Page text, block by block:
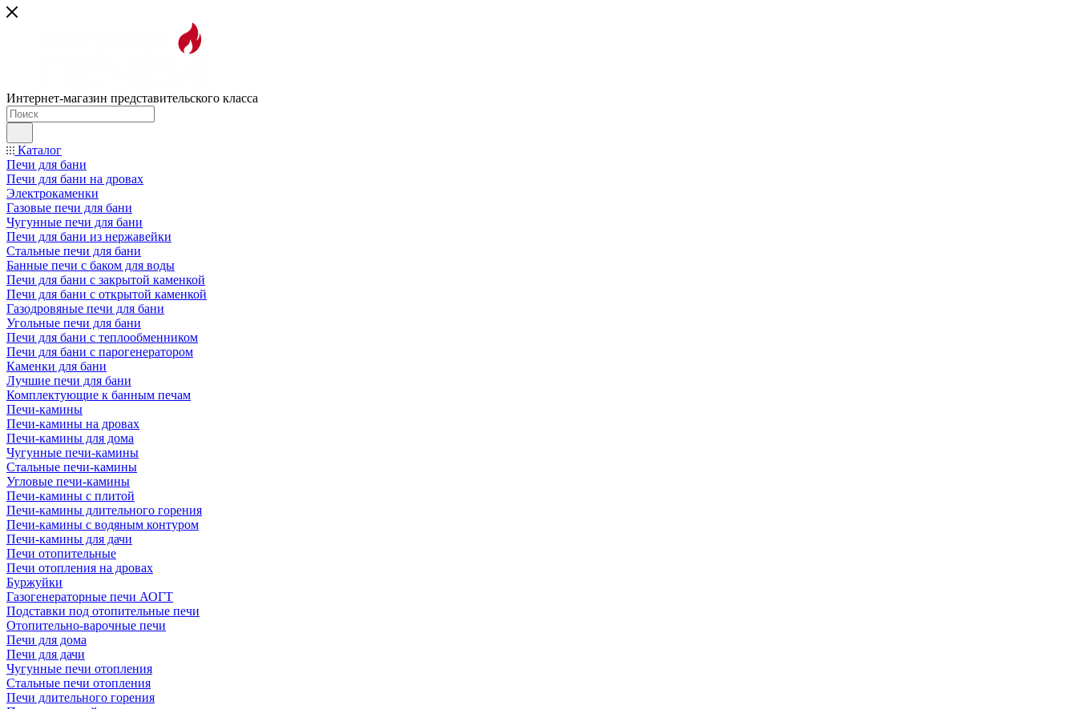
Интернет-магазин представительского класса
Каталог
Печи для бани
Печи для бани на дровах
Электрокаменки
Газовые печи для бани
Чугунные печи для бани
Печи для бани из нержавейки
Стальные печи для бани
Банные печи с баком для воды
Печи для бани с закрытой каменкой
Печи для бани с открытой каменкой
Газодровяные печи для бани
Угольные печи для бани
Печи для бани с теплообменником
Печи для бани с парогенератором
Каменки для бани
Лучшие печи для бани
Комплектующие к банным печам
Печи-камины
Печи-камины на дровах
Печи-камины для дома
Чугунные печи-камины
Стальные печи-камины
Угловые печи-камины
Печи-камины с плитой
Печи-камины длительного горения
Печи-камины с водяным контуром
Печи-камины для дачи
Печи отопительные
Печи отопления на дровах
Буржуйки
Газогенераторные печи АОГТ
Подставки под отопительные печи
Отопительно-варочные печи
Печи для дома
Печи для дачи
Чугунные печи отопления
Стальные печи отопления
Печи длительного горения